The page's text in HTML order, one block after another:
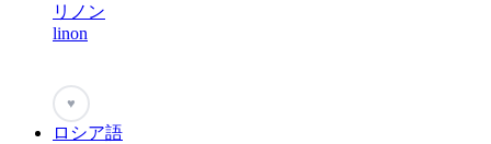
リノン
linon
♥
ロシア語